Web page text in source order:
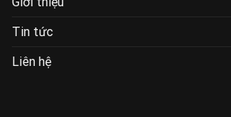
Tin tức
Liên hệ